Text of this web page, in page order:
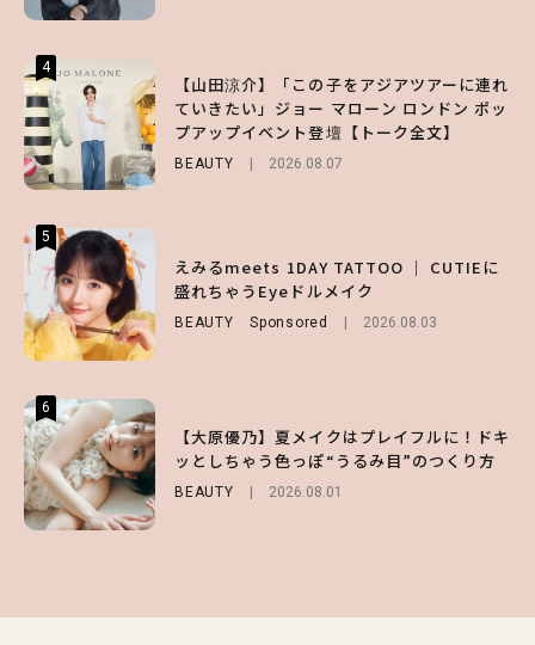
4
【山田涼介】「この子をアジアツアーに連れ
ていきたい」ジョー マローン ロンドン ポッ
プアップイベント登壇【トーク全文】
BEAUTY 2026.08.07
5
えみるmeets 1DAY TATTOO ｜ CUTIEに
盛れちゃうEyeドルメイク
BEAUTY Sponsored 2026.08.03
6
【大原優乃】夏メイクはプレイフルに！ドキ
ッとしちゃう色っぽ“うるみ目”のつくり方
BEAUTY 2026.08.01
4
【スタバ】約160通りのカスタマイズができ
る⁉ 39店舗限定『My フルーツ³ フラペチー
ノ®』を徹底レポ♡
LIFESTYLE 2026.07.30
5
【SNIDEL】長濱ねるとロマンティックトラ
ッドな秋はじめ｜2026秋の新作コーデ4選
FASHION Sponsored 2026.07.10
6
【ALD1】グループの魅力＆素顔に迫る♡ 一
問一答をお届け！【sweet web独占】
ENTERTAINMENT 2026.08.03
4
【ハローキティ】がスシローと初コラボ♡
第1弾の気になるメニュー＆限定グッズを総
チェック！
LIFESTYLE 2026.07.31
5
月直伝♡ ドライシャンプー「バティスト」
を使ったプロ級スタイリング3選
Sponsored
6
ー＆可愛すぎる「大人の肌見せ」トップス3
選